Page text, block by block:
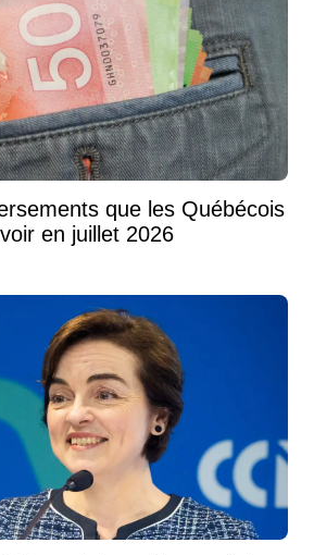
que les Québécois
en juillet 2026